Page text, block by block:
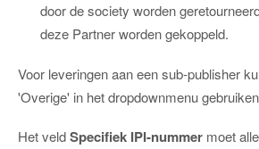
door de society worden
deze Partner worden gekoppeld.
Voor leveringen aan een sub-publisher
'Overige' in het dropdownmenu
Het veldSpecifiek IPI-nummer moet